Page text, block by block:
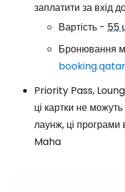
заплатити за вхід
Вартість - 55
Бронювання
Priority Pass,
ці картки не
лаунж, ці
Maha